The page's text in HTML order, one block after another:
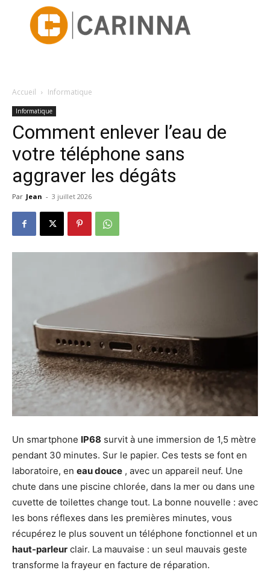
Accueil Informatique
Informatique
Comment enlever l’eau de
votre téléphone sans
aggraver les dégâts
Par Jean - 3 juillet 2026
Un smartphone IP68 survit à une immersion de 1,5 mètre
pendant 30 minutes. Sur le papier. Ces tests se font en
laboratoire, en eau douce , avec un appareil neuf. Une
chute dans une piscine chlorée, dans la mer ou dans une
cuvette de toilettes change tout. La bonne nouvelle : avec
les bons réflexes dans les premières minutes, vous
récupérez le plus souvent un téléphone fonctionnel et un
haut-parleur clair. La mauvaise : un seul mauvais geste
transforme la frayeur en facture de réparation.